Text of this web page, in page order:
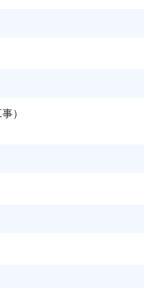
設の建築工事）